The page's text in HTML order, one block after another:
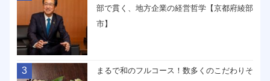
部で貫く、地方企業の経営哲学【京都府綾部
市】
3
まるで和のフルコース！数多くのこだわりそ